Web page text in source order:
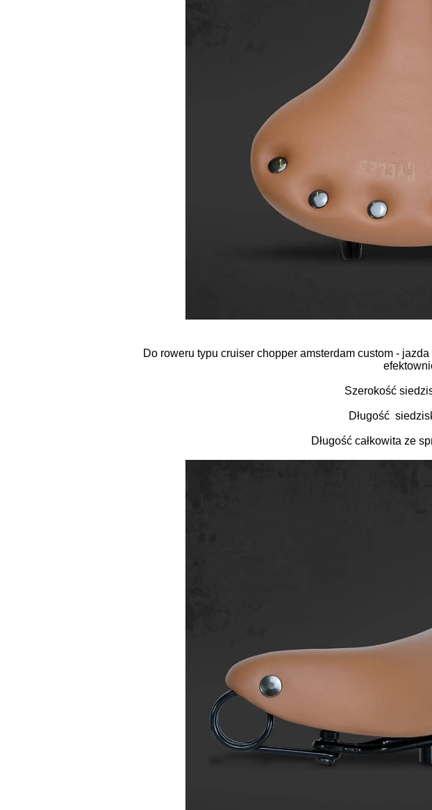
Do roweru typu cruiser chopper amsterdam custom -
Szerokość
Długość
Długość całkowita ze